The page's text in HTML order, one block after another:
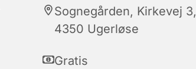
Sognegården, Kirkevej 3,
4350 Ugerløse
Gratis